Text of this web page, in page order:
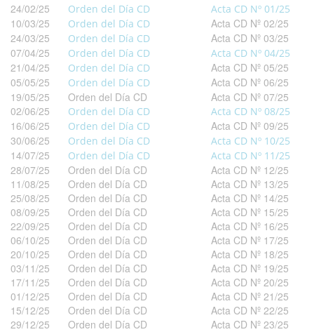
24/02/25
Orden del Día CD Acta CD Nº 01/25
10/03/25 Orden del Día CD
Acta CD Nº 02/25
24/03/25
Orden del Día CD
Acta CD Nº 03/25
07/04/25
Orden del Día CD Acta CD Nº 04/25
21/04/25 Orden del Día CD
Acta CD Nº 05/25
05/05/25
Orden del Día CD
Acta CD Nº 06/25
19/05/25
Orden del Día CD
Acta CD Nº 07/25
02/06/25
Orden del Día CD Acta CD Nº 08/25
16/06/25 Orden del Día CD
Acta CD Nº 09/25
30/06/25
Orden del Día CD Acta CD Nº 10/25
14/07/25 Orden del Día CD Acta CD Nº 11/25
28/07/25 Orden del Día CD
Acta CD Nº 12/25
11/08/25
Orden del Día CD
Acta CD Nº 13/25
25/08/25
Orden del Día CD
Acta CD Nº 14/25
08/09/25
Orden del Día CD
Acta CD Nº 15/25
22/09/25
Orden del Día CD
Acta CD Nº 16/25
06/10/25
Orden del Día CD
Acta CD Nº 17/25
20/10/25
Orden del Día CD
Acta CD Nº 18/25
03/11/25
Orden del Día CD
Acta CD Nº 19/25
17/11/25
Orden del Día CD
Acta CD Nº 20/25
01/12/25
Orden del Día CD
Acta CD Nº 21/25
15/12/25
Orden del Día CD
Acta CD Nº 22/25
29/12/25
Orden del Día CD Acta CD Nº 23/25